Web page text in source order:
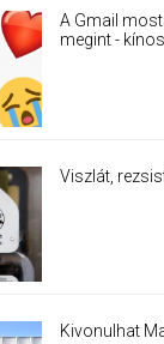
A Gmail
megint -
Viszlát,
Kivonulhat